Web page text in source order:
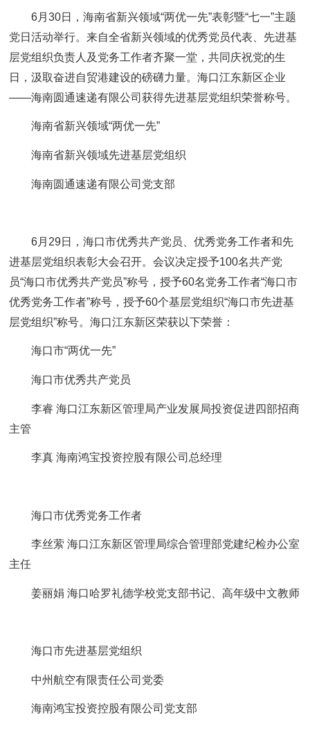
6月30日，海南省新兴领域“两优一先”表彰暨“七一”主题
党日活动举行。来自全省新兴领域的优秀党员代表、先进基
层党组织负责人及党务工作者齐聚一堂，共同庆祝党的生
日，汲取奋进自贸港建设的磅礴力量。海口江东新区企业
——海南圆通速递有限公司获得先进基层党组织荣誉称号。
海南省新兴领域“两优一先”
海南省新兴领域先进基层党组织
海南圆通速递有限公司党支部
6月29日，海口市优秀共产党员、优秀党务工作者和先
进基层党组织表彰大会召开。会议决定授予100名共产党
员“海口市优秀共产党员”称号，授予60名党务工作者“海口市
优秀党务工作者”称号，授予60个基层党组织“海口市先进基
层党组织”称号。海口江东新区荣获以下荣誉：
海口市“两优一先”
海口市优秀共产党员
李睿 海口江东新区管理局产业发展局投资促进四部招商
主管
李真 海南鸿宝投资控股有限公司总经理
海口市优秀党务工作者
李丝萦 海口江东新区管理局综合管理部党建纪检办公室
主任
姜丽娟 海口哈罗礼德学校党支部书记、高年级中文教师
海口市先进基层党组织
中州航空有限责任公司党委
海南鸿宝投资控股有限公司党支部